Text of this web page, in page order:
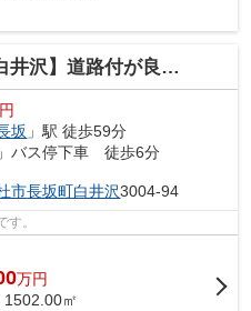
道路付が良い平坦な土地
坂 」駅 徒歩59分
」バス停下車 徒歩6分
市長坂町白井沢3004-94
。
万円
1502.00㎡